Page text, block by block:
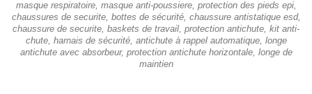
masque respiratoire, masque anti-poussiere, protection des pieds epi,
chaussures de securite, bottes de sécurité, chaussure antistatique esd,
chaussure de securite, baskets de travail, protection antichute, kit anti-
chute, harnais de sécurité, antichute à rappel automatique, longe
antichute avec absorbeur, protection antichute horizontale, longe de
maintien